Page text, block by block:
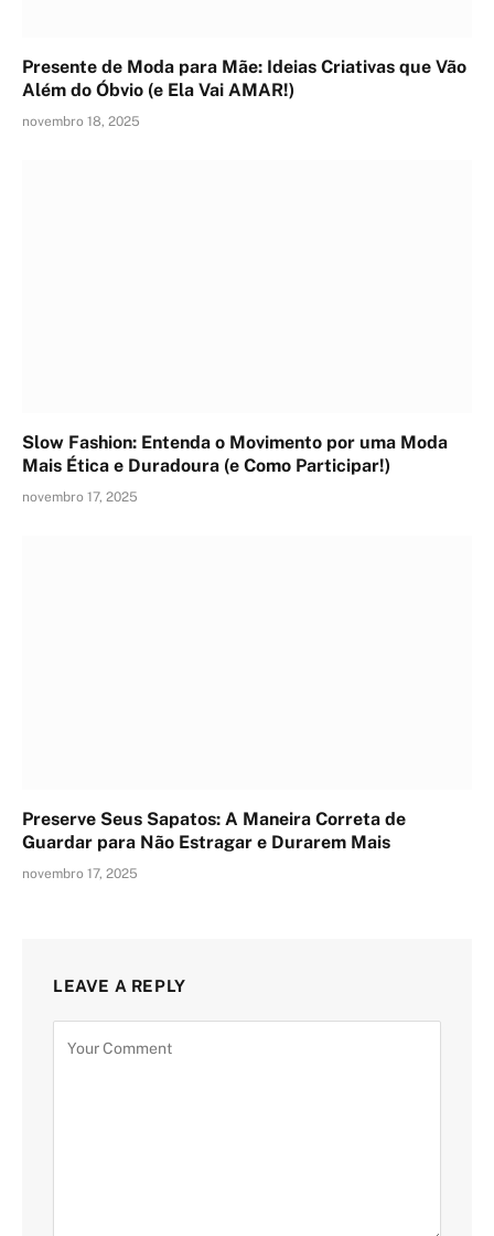
Presente de Moda para Mãe: Ideias Criativas que Vão
Além do Óbvio (e Ela Vai AMAR!)
novembro 18, 2025
Slow Fashion: Entenda o Movimento por uma Moda
Mais Ética e Duradoura (e Como Participar!)
novembro 17, 2025
Preserve Seus Sapatos: A Maneira Correta de
Guardar para Não Estragar e Durarem Mais
novembro 17, 2025
LEAVE A REPLY